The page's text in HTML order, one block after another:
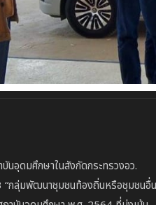
นอุดมศึกษาในสังกัดกระทรวงอว.
“กลุ่มพัฒนาชุมชนท้องถิ่นหรือชุมชนอื่